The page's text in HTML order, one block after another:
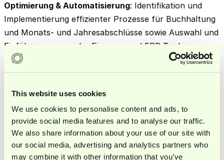
This website uses cookies
We use cookies to personalise content and ads, to
provide social media features and to analyse our traffic.
We also share information about your use of our site with
our social media, advertising and analytics partners who
may combine it with other information that you’ve
Optimierung & Automatisierung: Identifikation und
Implementierung effizienter Prozesse für Buchhaltung
und Monats- und Jahresabschlüsse sowie Auswahl und
Einführung passender Finance- und ERP-Tools
: Zusammenarbeit mit
CFOs und Finanzbehörden
Business Development
: Unterstützung bei der Akquise
durch Up-Selling und Cross-Selling innerhalb
bestehender Mandate.
Projektabhängige Zusammenarbeit mit Kunden